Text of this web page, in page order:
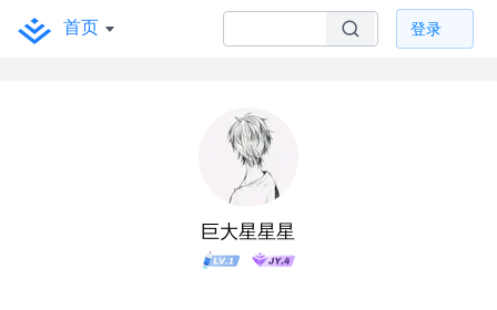
首页 登录
巨大星星星